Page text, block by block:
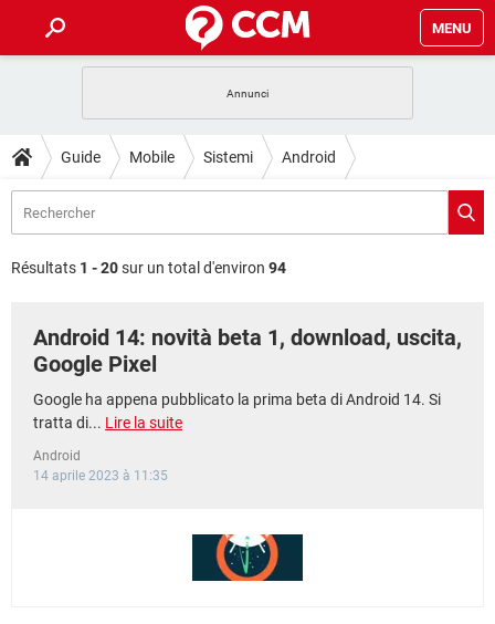
MENU
INTRATTENIMENTO ANDROID
INSTAGRAM WHATSAPP
TIKTOK FACEBOOK
GUIDE
COVID-19
INTRATTENIMENTO
iOS
TIKTOK FACEBOOK
HARDWARE
DOWNLOAD
COVID-19 GAMING
INTRATTENIMENTO ANDROID
INSTAGRAM WHATSAPP
FACEBOOK
HARDWARE
INTRATTENIMENTO ANDROID
iOS
INSTAGRAM WHATSAPP
HARDWARE
GAMING
INTRATTENIMENTO ANDROID
iOS
INSTAGRAM
Guide Mobile Sistemi Android
Résultats 1 - 20sur un total d'environ 94
Android 14: novità beta 1, download, uscita,
Google Pixel
Google ha appena pubblicato la prima beta di Android 14. Si
tratta di... Lire la suite
Android
14 aprile 2023 à 11:35